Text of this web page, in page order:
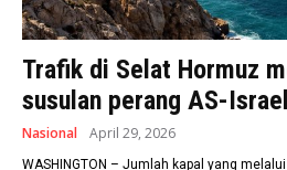
Trafik di Selat Hormuz
susulan perang AS-
Nasional April 29, 2026
WASHINGTON – Jumlah kapal yang